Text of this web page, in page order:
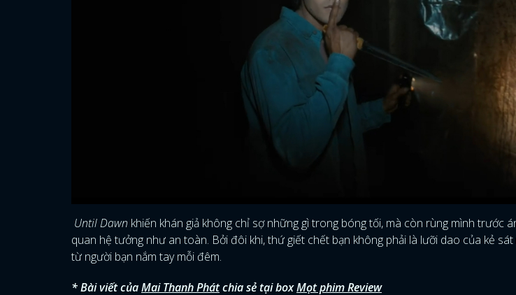
Until Dawn khiến khán giả không chỉ sợ những gì trong bóng tối, mà còn rùng mình trước
quan hệ tưởng như an toàn. Bởi đôi khi, thứ giết chết bạn không phải là lưỡi dao của kẻ
từ người bạn nắm tay mỗi đêm.
* Bài viết củaMai Thanh Phátchia sẻ tại boxMọt phim Review